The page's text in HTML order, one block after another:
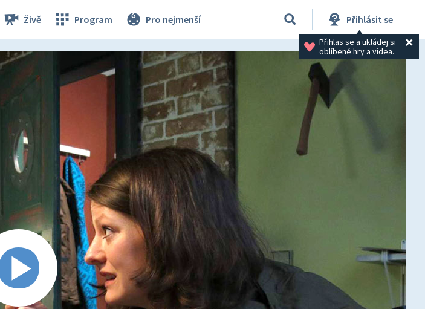
Živě Program Pro nejmenší Přihlásit se
Přihlas se a ukládej si
oblíbené hry a videa.